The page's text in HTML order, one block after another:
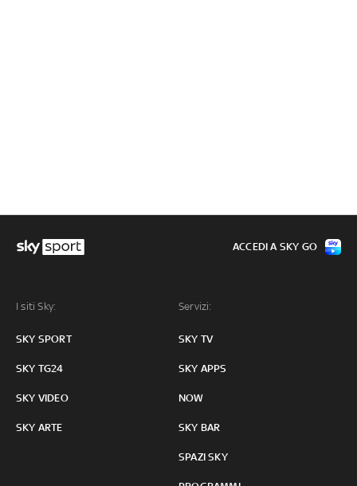
I siti Sky:
SKY SPORT
SKY TG24
SKY VIDEO
SKY ARTE
Servizi:
SKY TV
SKY APPS
NOW
SKY BAR
SPAZI SKY
ACCEDI A SKY GO